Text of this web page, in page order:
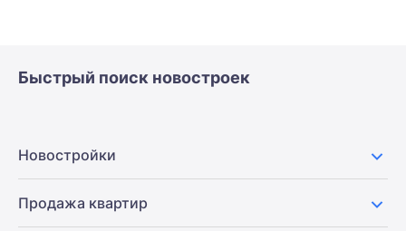
Быстрый поиск новостроек
Новостройки
Продажа квартир